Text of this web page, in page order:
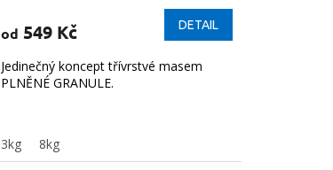
od 549 Kč DETAIL
Jedinečný koncept třívrstvé masem
PLNĚNÉ GRANULE.
3kg 8kg